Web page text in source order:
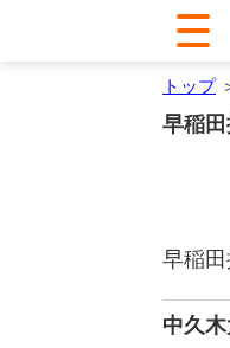
トップ
早稲
早稲
中久